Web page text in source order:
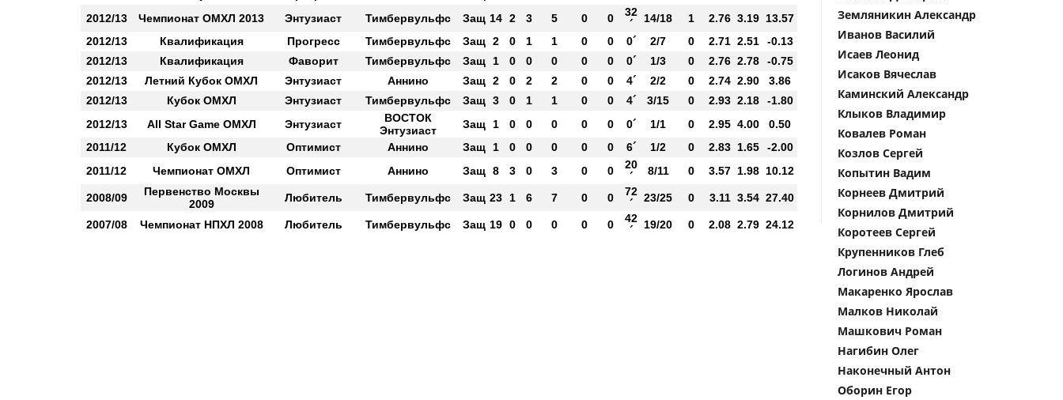
2012/13
Чемпионат ОМХЛ 2013 Энтузиаст Тимбервульфс Защ 14 2 3 5 0 0
32
´
14/18 1 2.76 3.19 13.57
2012/13
Квалификация Прогресс Тимбервульфс Защ 2 0 1 1 0 0 0´ 2/7 0 2.71 2.51
-0.13
2012/13
Квалификация Фаворит Тимбервульфс Защ 1 0 0 0 0 0 0´ 1/3 0 2.76 2.78
-0.75
2012/13
Летний Кубок ОМХЛ Энтузиаст Аннино Защ 2 0 2 2 0 0 4´ 2/2 0 2.74 2.90
3.86
2012/13
Кубок ОМХЛ Энтузиаст Тимбервульфс Защ 3 0 1 1 0 0 4´ 3/15 0 2.93 2.18
-1.80
2012/13
All Star Game ОМХЛ Энтузиаст
ВОСТОК
Энтузиаст
Защ 1 0 0 0 0 0 0´ 1/1 0 2.95 4.00
0.50
2011/12
Кубок ОМХЛ Оптимист Аннино Защ 1 0 0 0 0 0 6´ 1/2 0 2.83 1.65
-2.00
2011/12
Чемпионат ОМХЛ Оптимист Аннино Защ 8 3 0 3 0 0
20
´
8/11 0 3.57 1.98 10.12
2008/09
Первенство Москвы
2009
Любитель Тимбервульфс Защ 23 1 6 7 0 0
72
´
23/25 0 3.11 3.54 27.40
2007/08 Чемпионат НПХЛ 2008 Любитель Тимбервульфс Защ 19 0 0 0 0 0
42
´
19/20 0 2.08 2.79 24.12
Земляникин Александр
Иванов Василий
Исаев Леонид
Исаков Вячеслав
Каминский Александр
Клыков Владимир
Ковалев Роман
Козлов Сергей
Копытин Вадим
Корнеев Дмитрий
Корнилов Дмитрий
Коротеев Сергей
Крупенников Глеб
Логинов Андрей
Макаренко Ярослав
Малков Николай
Машкович Роман
Нагибин Олег
Наконечный Антон
Оборин Егор